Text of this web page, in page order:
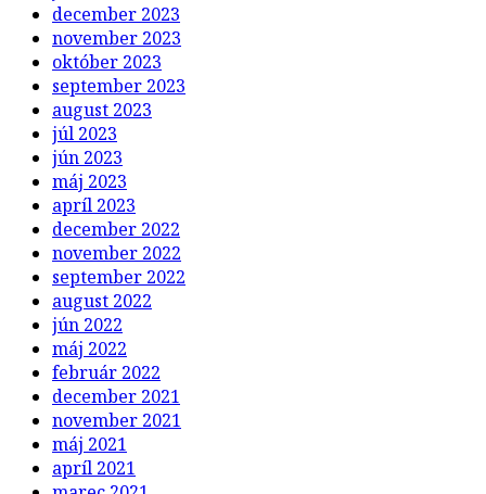
december 2023
november 2023
október 2023
september 2023
august 2023
júl 2023
jún 2023
máj 2023
apríl 2023
december 2022
november 2022
september 2022
august 2022
jún 2022
máj 2022
február 2022
december 2021
november 2021
máj 2021
apríl 2021